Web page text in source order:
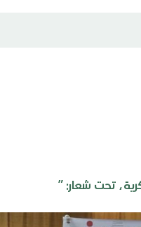
تحت شعار: ”